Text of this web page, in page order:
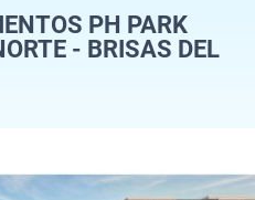
PH PARK
- BRISAS DEL